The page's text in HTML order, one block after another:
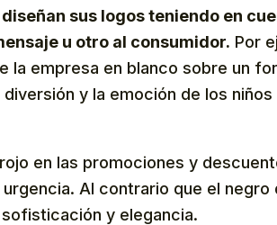
sus logos teniendo en
u otro al consumidor. Por
la empresa en blanco sobre un
y la emoción de los niños
en las promociones y
Al contrario que el negro
y elegancia.